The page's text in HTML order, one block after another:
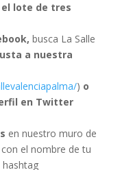
lote de tres
busca La Salle
a nuestra
) o
en Twitter
en nuestro muro de
el nombre de tu